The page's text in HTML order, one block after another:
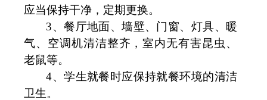
应当保持干净，定期更换。
3、餐厅地面、墙壁、门窗、灯具、暖
气、空调机清洁整齐，室内无有害昆虫、
老鼠等。
4、学生就餐时应保持就餐环境的清洁
卫生。